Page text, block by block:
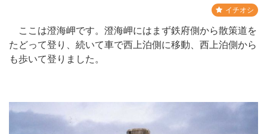
イチオシ
ここは澄海岬です。澄海岬にはまず鉄府側から散策道を
たどって登り、続いて車で西上泊側に移動、西上泊側から
も歩いて登りました。